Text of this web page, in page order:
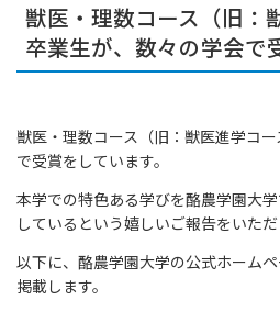
獣医・理数コース（旧：
卒業生が、数々の学会で
獣医・理数コース（旧：獣医進学コ
で受賞をしています。
本学での特色ある学びを酪農学園大
しているという嬉しいご報告をいただ
以下に、酪農学園大学の公式ホーム
掲載します。